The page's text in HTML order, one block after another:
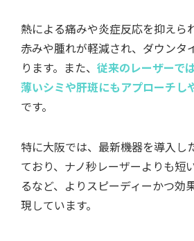
熱による痛みや炎症反応を抑えら
赤みや腫れが軽減され、ダウンタ
ります。また、 従来のレーザーで
薄いシミや肝斑にもアプローチし
です。
特に大阪では、最新機器を導入し
ており、ナノ秒レーザーよりも短
るなど、よりスピーディーかつ効
現しています。